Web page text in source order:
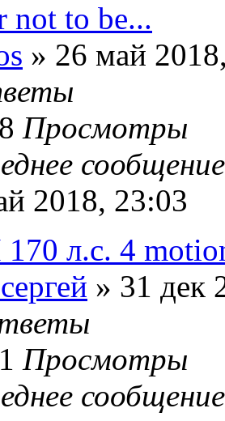
not to be...
» 26 май
Просмотры
2018, 23:03
л.с. 4
» 31 дек
Просмотры